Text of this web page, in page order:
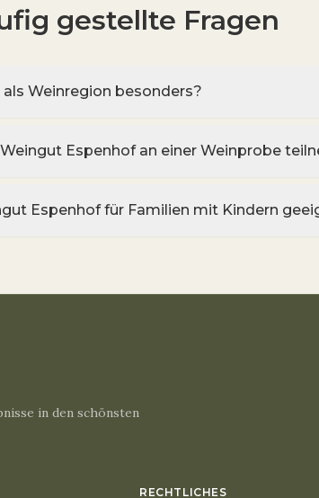
gestellte Fragen
Weinregion besonders?
Espenhof an einer Weinprobe
Espenhof für Familien mit Kindern
in den schönsten
RECHTLICHES